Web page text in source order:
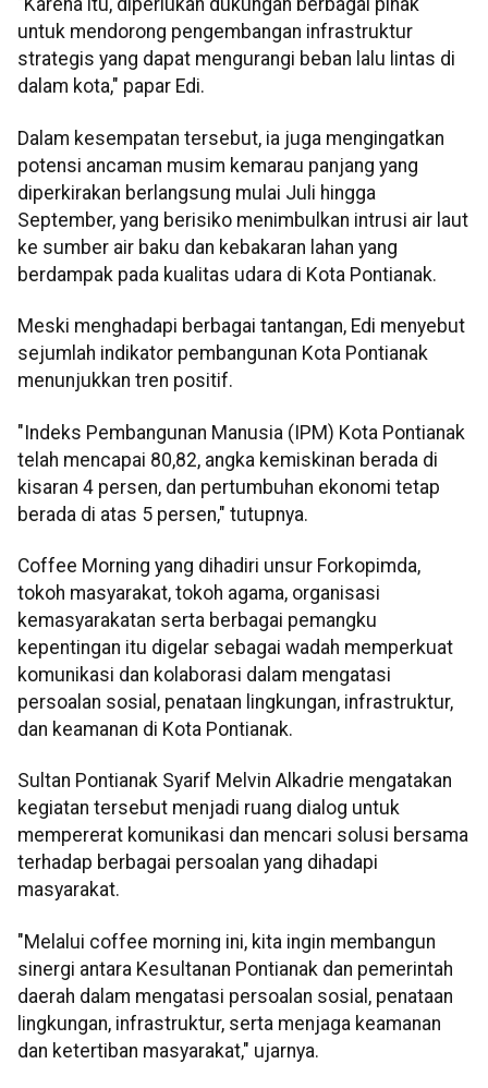
"Karena itu, diperlukan dukungan berbagai pihak
untuk mendorong pengembangan infrastruktur
strategis yang dapat mengurangi beban lalu lintas di
dalam kota," papar Edi.
Dalam kesempatan tersebut, ia juga mengingatkan
potensi ancaman musim kemarau panjang yang
diperkirakan berlangsung mulai Juli hingga
September, yang berisiko menimbulkan intrusi air laut
ke sumber air baku dan kebakaran lahan yang
berdampak pada kualitas udara di Kota Pontianak.
Meski menghadapi berbagai tantangan, Edi menyebut
sejumlah indikator pembangunan Kota Pontianak
menunjukkan tren positif.
"Indeks Pembangunan Manusia (IPM) Kota Pontianak
telah mencapai 80,82, angka kemiskinan berada di
kisaran 4 persen, dan pertumbuhan ekonomi tetap
berada di atas 5 persen," tutupnya.
Coffee Morning yang dihadiri unsur Forkopimda,
tokoh masyarakat, tokoh agama, organisasi
kemasyarakatan serta berbagai pemangku
kepentingan itu digelar sebagai wadah memperkuat
komunikasi dan kolaborasi dalam mengatasi
persoalan sosial, penataan lingkungan, infrastruktur,
dan keamanan di Kota Pontianak.
Sultan Pontianak Syarif Melvin Alkadrie mengatakan
kegiatan tersebut menjadi ruang dialog untuk
mempererat komunikasi dan mencari solusi bersama
terhadap berbagai persoalan yang dihadapi
masyarakat.
"Melalui coffee morning ini, kita ingin membangun
sinergi antara Kesultanan Pontianak dan pemerintah
daerah dalam mengatasi persoalan sosial, penataan
lingkungan, infrastruktur, serta menjaga keamanan
dan ketertiban masyarakat," ujarnya.